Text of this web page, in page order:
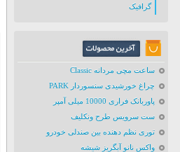
گرافیک
ساعت مچی مردانه Classic
چراغ خورشیدی سنسوردار PARK
پاوربانک فراری 10000 میلی آمپر
ست سرویس طرح ونکلیف
توری نظم دهنده بین صندلی خودرو
واکس نانو آبگریز شیشه